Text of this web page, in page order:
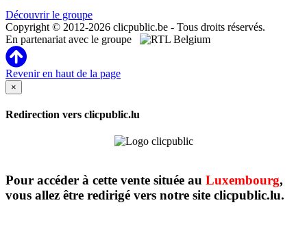
Découvrir le groupe
Copyright © 2012-2026 clicpublic.be - Tous droits réservés.
En partenariat avec le groupe
Revenir en haut de la page
×
Redirection vers clicpublic.lu
Pour accéder à cette vente située au Luxembourg,
vous allez être redirigé vers notre site clicpublic.lu.